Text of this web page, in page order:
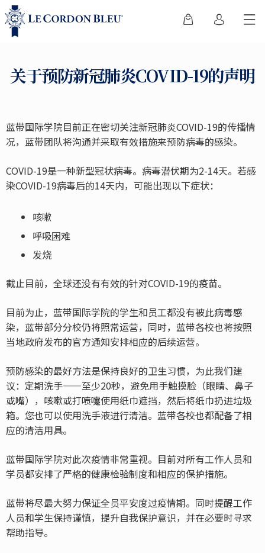
关于预防新冠肺炎COVID-19的声明
蓝带国际学院目前正在密切关注新冠肺炎COVID-19的传播情
况，蓝带团队将沟通并采取有效措施来预防病毒的感染。
COVID-19是一种新型冠状病毒。病毒潜伏期为2-14天。若感
染COVID-19病毒后的14天内，可能出现以下症状：
咳嗽
呼吸困难
发烧
截止目前，全球还没有有效的针对COVID-19的疫苗。
目前为止，蓝带国际学院的学生和员工都没有被此病毒感
染，蓝带部分分校仍将照常运营，同时，蓝带各校也将按照
当地政府发布的官方通知安排相应的后续运营。
预防感染的最好方法是保持良好的卫生习惯，为此我们建
议：定期洗手——至少20秒，避免用手触摸脸（眼睛、鼻子
或嘴），咳嗽或打喷嚏使用纸巾遮挡，然后将纸巾扔进垃圾
箱。您也可以使用洗手液进行清洁。蓝带各校也都配备了相
应的清洁用具。
蓝带国际学院对此次疫情非常重视。目前对所有工作人员和
学员都安排了严格的健康检验制度和相应的保护措施。
蓝带将尽最大努力保证全员平安度过疫情期。同时提醒工作
人员和学生保持谨慎，提升自我保护意识，并在必要时寻求
帮助指导。